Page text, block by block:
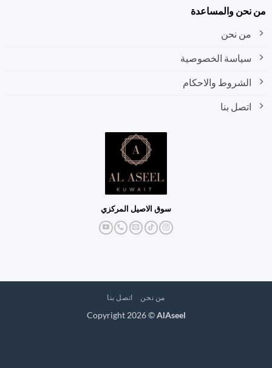
والمساعدة
من نحن
سياسة الخصوصية
الشروط والاحكام
اتصل بنا
سوق الاصيل المركزي
من نحن اتصل بنا
Copyright 2026 ©AlAseel